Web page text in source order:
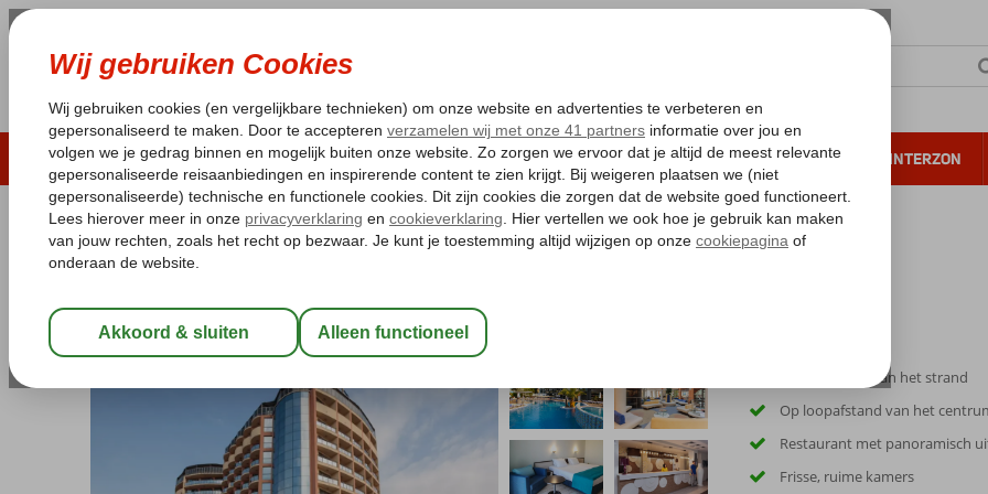
LAST MINUTE ZOMER 2026 ZONVAKANTIE VERRE REIZEN ALL INCLUSIVE WINTERZON
Pakketgarantie Laagsteprijsgarantie* Gratis annuleren*
Home
Bulgarije Zwarte Zee
Meridian hotel (ex. Smartline Meridian)
Logies en ontbijt- Hotel
Slechts 200 m van het strand
Op loopafstand van het
Restaurant met panoramisch
Frisse, ruime kamers